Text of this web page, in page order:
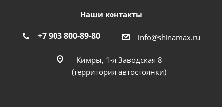
Наши контакты
+7 903 800-89-80 info@shinamax.ru
Кимры, 1-я Заводская 8
(территория автостоянки)